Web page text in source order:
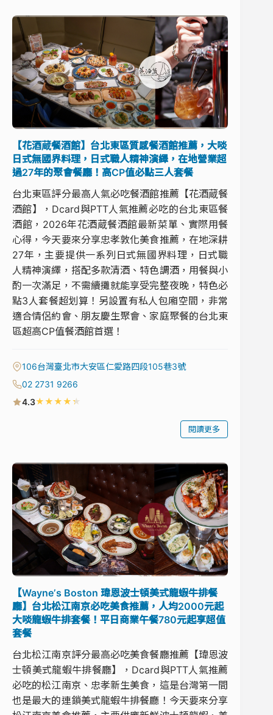
【花酒蔵餐酒館】台北東區質感餐酒館推薦，大啖
日式無國界料理，日式職人精神演繹，在地營業超
過27年的聚會餐廳！高CP值必點三人套餐
台北東區評分最高人氣必吃餐酒館推薦【花酒蔵餐
酒館】，Dcard與PTT人氣推薦必吃的台北東區餐
酒館，2026年花酒蔵餐酒館最新菜單、實際用餐
心得，今天要來分享忠孝敦化美食推薦，在地深耕
27年，主要提供一系列日式無國界料理，日式職
人精神演繹，搭配多款清酒、特色調酒，用餐與小
酌一次滿足，不需續攤就能享受完整夜晚，特色必
點3人套餐超划算！另設置有私人包廂空間，非常
適合情侶約會、朋友慶生聚會、家庭聚餐的台北東
區超高CP值餐酒館首選！
106台灣臺北市大安區仁愛路四段105巷3號
02 2731 9266
4.3★★★★★
閱讀更多
【Wayneʼs Boston 瑋恩波士頓美式龍蝦牛排餐
廳】台北松江南京必吃美食推薦，人均2000元起
大啖龍蝦牛排套餐！平日商業午餐780元起享超值
套餐
台北松江南京評分最高必吃美食餐廳推薦【瑋恩波
士頓美式龍蝦牛排餐廳】，Dcard與PTT人氣推薦
必吃的松江南京、忠孝新生美食，這是台灣第一間
也是最大的連鎖美式龍蝦牛排餐廳！今天要來分享